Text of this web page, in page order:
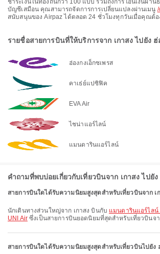
ชำระเงินในท้องถิ่นกว่า 100 แบบ รวมถึงการโอนเงินผ่าน
บัญชีเสมือน คุณสามารถจัดการการเปลี่ยนแปลงผ่านเมนู
สนับสนุนของ Airpaz ได้ตลอด 24 ชั่วโมงทุกวันเมื่อคุณต้อ
รายชื่อสายการบินที่ให้บริการจาก เกาสง ไปยัง ฮ่
ฮ่องกงเอ็กซเพรส
คาเธ่ย์แปซิฟิค
EVA Air
ไชน่าแอร์ไลน์
แมนดารินแอร์ไลน์
คำถามที่พบบ่อยเกี่ยวกับเที่ยวบินจาก เกาสง ไปยัง
สายการบินใดได้รับความนิยมสูงสุดสำหรับเที่ยวบินจาก เ
นักเดินทางส่วนใหญ่จาก เกาสง บินกับ แมนดารินแอร์ไลน์
UNI Airซึ่งเป็นสายการบินยอดนิยมที่สุดสำหรับเที่ยวบินจา
สายการบินใดได้รับความนิยมสูงสุดสำหรับเที่ยวบินไปยัง